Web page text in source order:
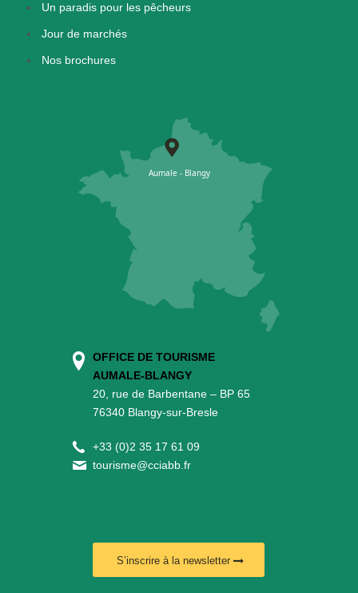
Un paradis pour les pêcheurs
Jour de marchés
Nos brochures
OFFICE DE TOURISME
AUMALE-BLANGY
20, rue de Barbentane – BP 65
76340 Blangy-sur-Bresle
+33 (0)2 35 17 61 09
tourisme@cciabb.fr
S’inscrire à la newsletter